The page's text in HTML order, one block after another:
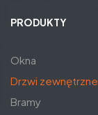
PRODUKTY
Okna
Drzwi zewnętrzne
Bramy